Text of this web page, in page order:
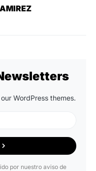
WordPress themes.
por nuestro aviso de